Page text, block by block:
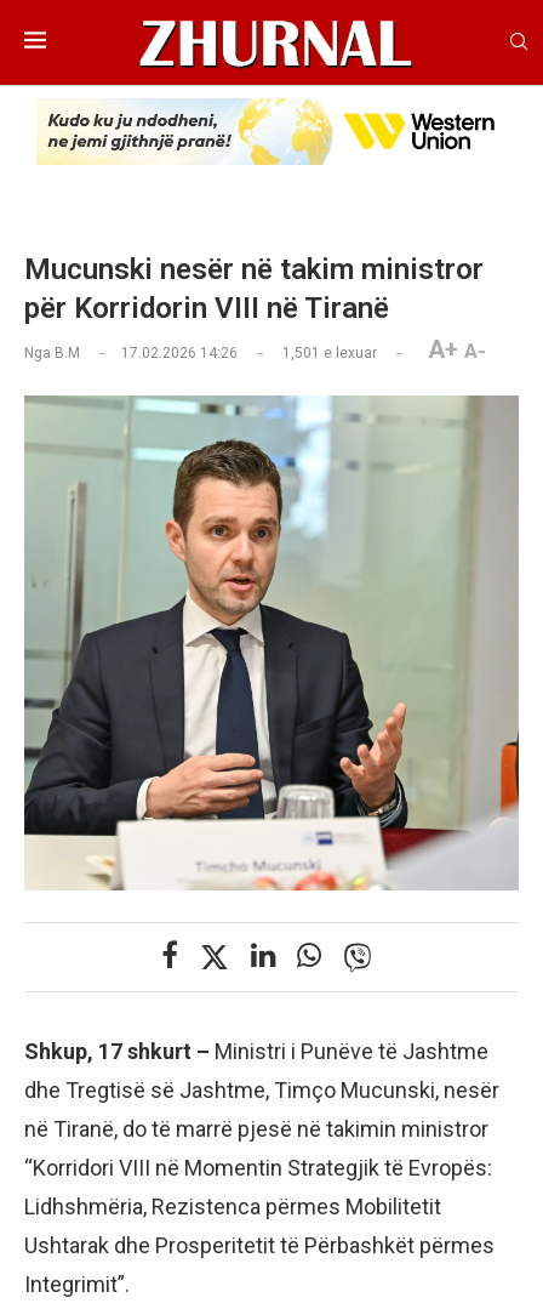
Mucunski nesër në takim ministror
për Korridorin VIII në Tiranë
Nga B.M 17.02.2026 14:26 1,501 e lexuar A+ A-
Shkup, 17 shkurt – Ministri i Punëve të Jashtme
dhe Tregtisë së Jashtme, Timço Mucunski, nesër
në Tiranë, do të marrë pjesë në takimin ministror
“Korridori VIII në Momentin Strategjik të Evropës:
Lidhshmëria, Rezistenca përmes Mobilitetit
Ushtarak dhe Prosperitetit të Përbashkët përmes
Integrimit”.